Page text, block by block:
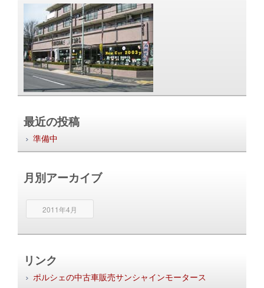
最近の投稿
準備中
月別アーカイブ
2011年4月
リンク
ポルシェの中古車販売サンシャインモータース